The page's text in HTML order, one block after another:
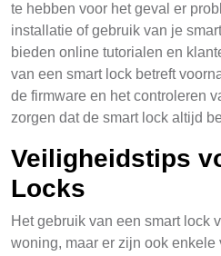
te hebben voor het geval er
installatie of gebruik van je
bieden online tutorialen en
van een smart lock betreft
de firmware en het controleren
zorgen dat de smart lock altijd
Veiligheidstips
Locks
Het gebruik van een smart lock
woning, maar er zijn ook